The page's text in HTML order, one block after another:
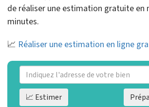
de réaliser une estimation gratuite en
minutes.
📈 Réaliser une estimation en ligne
📈 Estimer